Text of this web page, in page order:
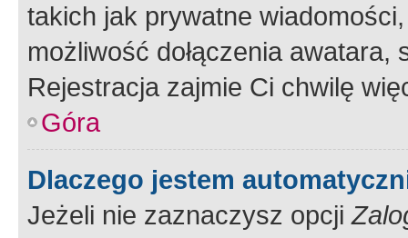
takich jak prywatne
możliwość dołączenia
Rejestracja zajmie Ci chwilę
Góra
Dlaczego jestem
Jeżeli nie zaznaczysz opcji